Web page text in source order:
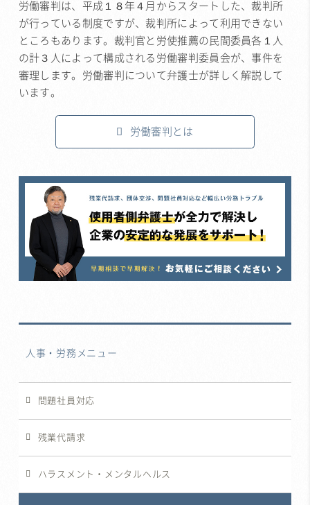
労働審判は、平成１８年４月からスタートした、裁判所
が行っている制度ですが、裁判所によって利用できない
ところもあります。裁判官と労使推薦の民間委員各１人
の計３人によって構成される労働審判委員会が、事件を
審理します。労働審判について弁護士が詳しく解説して
います。
労働審判とは
人事・労務メニュー
問題社員対応
残業代請求
ハラスメント・メンタルヘルス